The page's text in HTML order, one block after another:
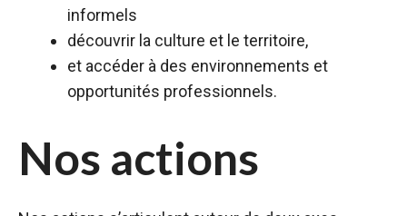
informels
découvrir la culture et le territoire,
et accéder à des environnements et
opportunités professionnels.
Nos actions